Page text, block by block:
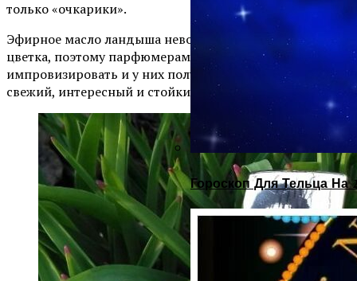
Гороскоп Для Тельца На
только «очкарики».
Эфирное масло ландыша невозможно добыть из
цветка, поэтому парфюмерам пришлось
импровизировать и у них получилось. Аромат очень
свежий, интересный и стойкий.